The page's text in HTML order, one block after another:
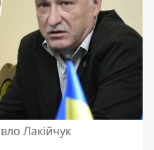
Лакійчук